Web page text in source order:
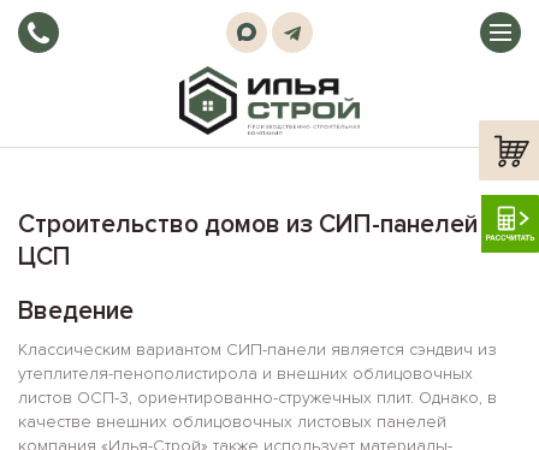
Строительство домов из СИП-панелей
ЦСП
Введение
Классическим вариантом СИП-панели является сэндвич из
утеплителя-пенополистирола и внешних облицовочных
листов ОСП-3, ориентированно-стружечных плит. Однако, в
качестве внешних облицовочных листовых панелей
6x6
6x8
8x8
По площади
От 100м2до 150м2
От 150м
Этажность
Двухэтажные
Гараж
Котельная
Второй свет
Барнхаус
Хай-тек
Тип:
Строительство домов из ЦСП
Материнский капитал